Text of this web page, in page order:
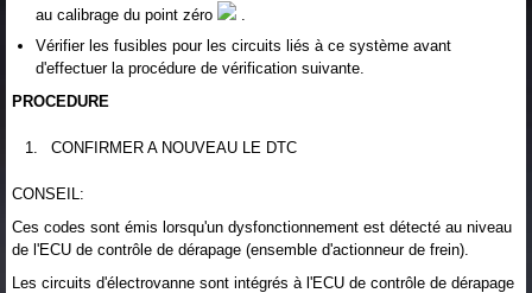
au calibrage du point zéro
Vérifier les fusibles pour les circuits liés à ce système avant
d'effectuer la procédure de vérification suivante.
PROCEDURE
1. CONFIRMER A NOUVEAU LE DTC
CONSEIL:
Ces codes sont émis lorsqu'un dysfonctionnement est détecté au niveau
de l'ECU de contrôle de dérapage (ensemble d'actionneur de frein).
Les circuits d'électrovanne sont intégrés à l'ECU de contrôle de dérapage